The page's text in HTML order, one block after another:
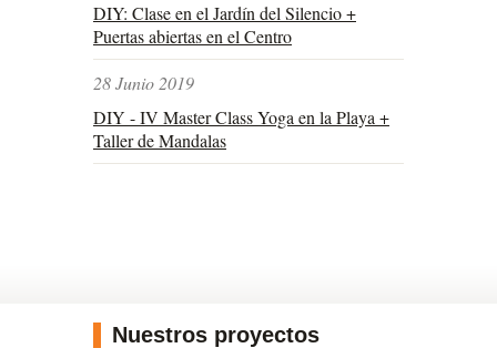
DIY: Clase en el Jardín del Silencio +
Puertas abiertas en el Centro
28 Junio 2019
DIY - IV Master Class Yoga en la Playa +
Taller de Mandalas
Nuestros proyectos